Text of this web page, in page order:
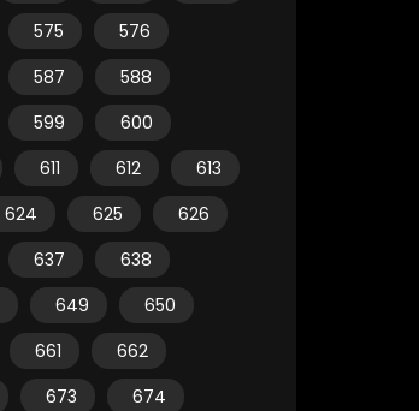
575
576
587
588
599
600
611 612
613
624 625
626
637
638
649
650
661
662
673
674